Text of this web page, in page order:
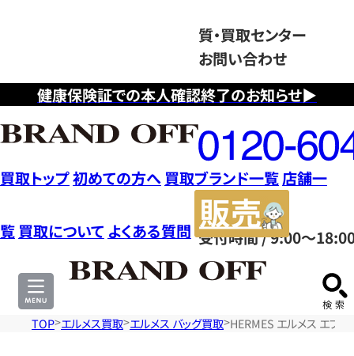
健康保険証での本人確認終了のお知らせ▶
質・買取センター
お問い合わせ
フ
リ
ー
ダ
イ
ヤ
ル
0120604117
受付時間 / 9:00～
買取トップ初めての方へ 買取ブランド一覧店舗一
覧 買取について よくある質問
サ
TOP エルメス買取 エルメス バッグ買取 HERMES エルメス エブリ